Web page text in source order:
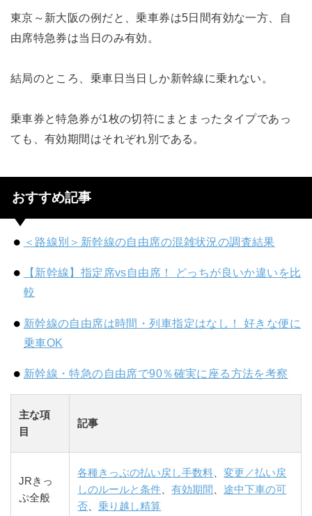
東京～新大阪の例だと、乗車券は5日間有効な一方、自
由席特急券は当日のみ有効。
結局のところ、乗車日当日しか新幹線に乗れない。
乗車券と特急券が1枚の切符にまとまったタイプであっ
ても、有効期間はそれぞれ別である。
おすすめ記事
＜路線別＞新幹線の自由席の混雑状況の調査結果
【新幹線】指定席vs自由席！ どっちが良いか違いを比
較
新幹線の自由席は時間・列車指定はなし！ 好きな便に
乗車OK
新幹線・特急の自由席で90％確実に座る方法を考察
主な項
目
記事
JRきっ
ぷ全般
各種きっぷの払い戻し手数料、変更／払い戻
しのルールと条件、有効期間 、途中下車の可
否、乗り越し精算